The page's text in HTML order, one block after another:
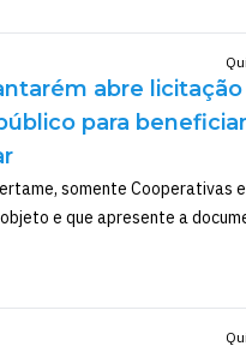
abre
para
somente Cooperativas
e que apresente a